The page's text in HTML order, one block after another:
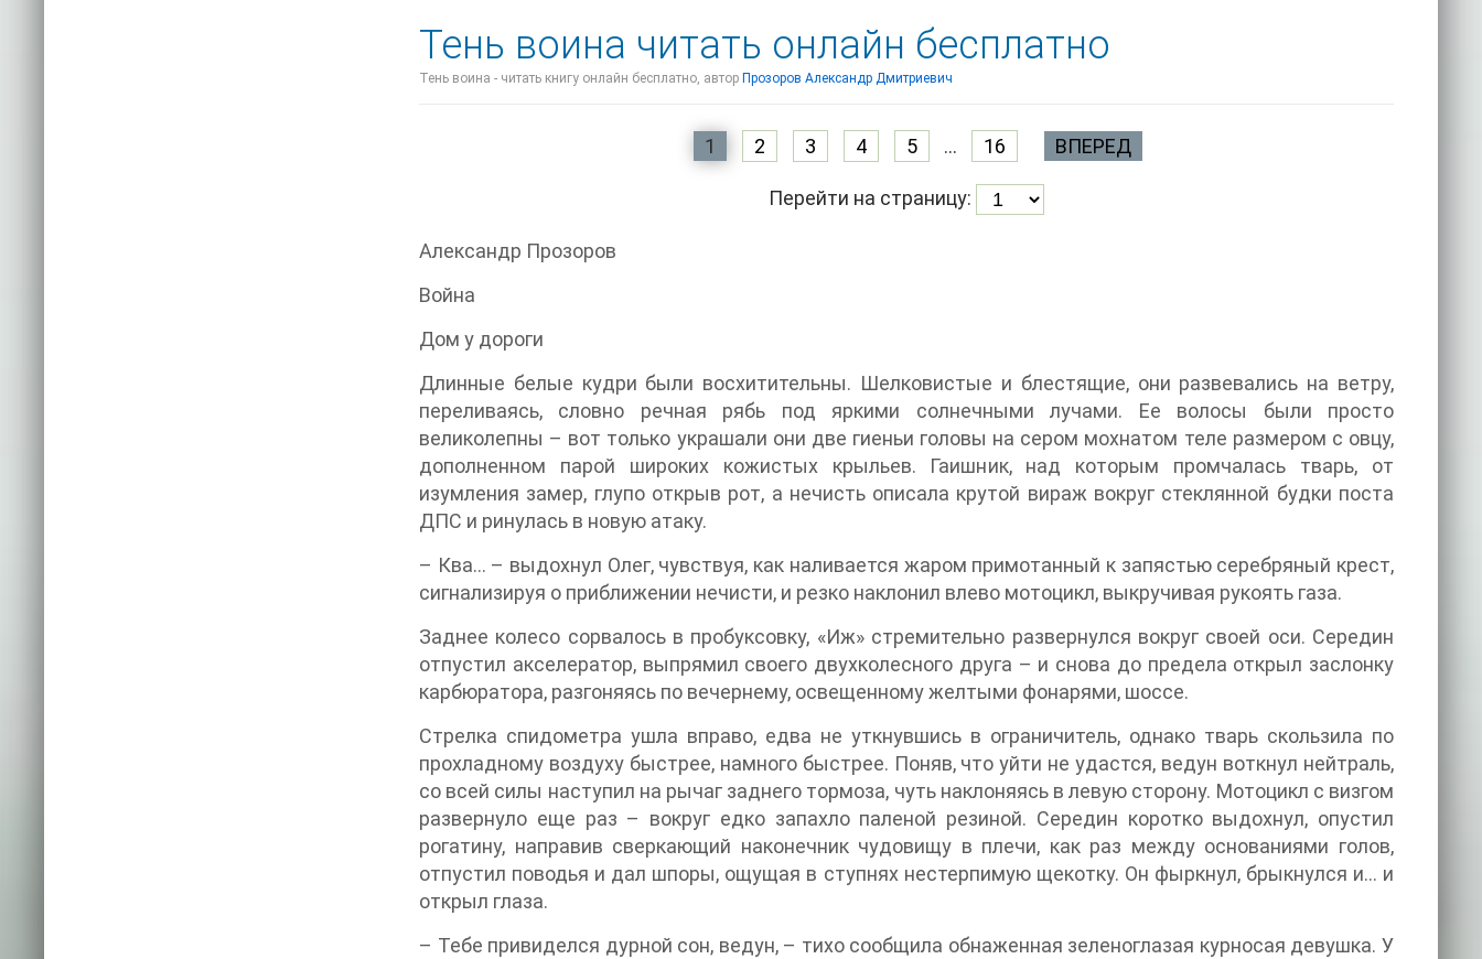
Тень воина читать онлайн бесплатно
Тень воина - читать книгу онлайн бесплатно, автор Прозоров Александр Дмитриевич
1 2 3 4 5 ... 16 ВПЕРЕД
Перейти на страницу:
Александр Прозоров
Война
Дом у дороги
Длинные белые кудри были восхитительны. Шелковистые и блестящие, они развевались на ветру,
переливаясь, словно речная рябь под яркими солнечными лучами. Ее волосы были просто
великолепны – вот только украшали они две гиеньи головы на сером мохнатом теле размером с овцу,
дополненном парой широких кожистых крыльев. Гаишник, над которым промчалась тварь, от
изумления замер, глупо открыв рот, а нечисть описала крутой вираж вокруг стеклянной будки поста
ДПС и ринулась в новую атаку.
– Ква… – выдохнул Олег, чувствуя, как наливается жаром примотанный к запястью серебряный крест,
сигнализируя о приближении нечисти, и резко наклонил влево мотоцикл, выкручивая рукоять газа.
Заднее колесо сорвалось в пробуксовку, «Иж» стремительно развернулся вокруг своей оси. Середин
отпустил акселератор, выпрямил своего двухколесного друга – и снова до предела открыл заслонку
карбюратора, разгоняясь по вечернему, освещенному желтыми фонарями, шоссе.
Стрелка спидометра ушла вправо, едва не уткнувшись в ограничитель, однако тварь скользила по
прохладному воздуху быстрее, намного быстрее. Поняв, что уйти не удастся, ведун воткнул нейтраль,
со всей силы наступил на рычаг заднего тормоза, чуть наклоняясь в левую сторону. Мотоцикл с визгом
развернуло еще раз – вокруг едко запахло паленой резиной. Середин коротко выдохнул, опустил
рогатину, направив сверкающий наконечник чудовищу в плечи, как раз между основаниями голов,
отпустил поводья и дал шпоры, ощущая в ступнях нестерпимую щекотку. Он фыркнул, брыкнулся и… и
открыл глаза.
– Тебе привиделся дурной сон, ведун, – тихо сообщила обнаженная зеленоглазая курносая девушка. У